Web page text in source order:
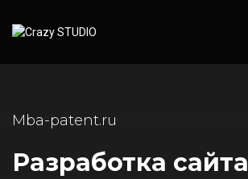
Mba-patent.ru
Разработка сайта